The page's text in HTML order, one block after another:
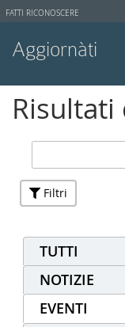
Strumenti
FATTI RICONOSCERE
Aggiornàti
Ricerca avanzata…
Risultati
Filtri
TUTTI
NOTIZIE
EVENTI